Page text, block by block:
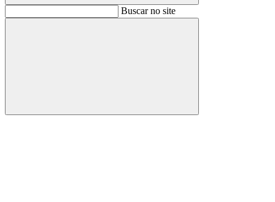
BuscarBuscar no site
Buscar